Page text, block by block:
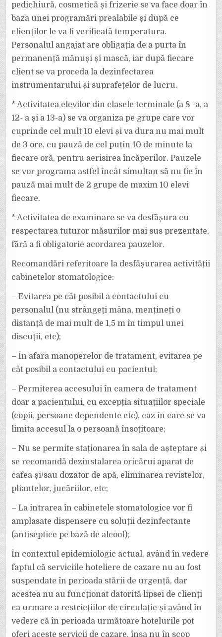
pedichiură, cosmetică și frizerie se va face doar în
baza unei programări prealabile și după ce
clienților le va fi verificată temperatura.
Personalul angajat are obligația de a purta în
permanență mănuși și mască, iar după fiecare
client se va proceda la dezinfectarea
instrumentarului și suprafețelor de lucru.
* Activitatea elevilor din clasele terminale (a 8 -a, a
12- a și a 13-a) se va organiza pe grupe care vor
cuprinde cel mult 10 elevi și va dura nu mai mult
de 3 ore, cu pauză de cel puțin 10 de minute la
fiecare oră, pentru aerisirea încăperilor. Pauzele
se vor programa astfel încât simultan să nu fie în
pauză mai mult de 2 grupe de maxim 10 elevi
fiecare.
* Activitatea de examinare se va desfășura cu
respectarea tuturor măsurilor mai sus prezentate,
fără a fi obligatorie acordarea pauzelor.
Recomandări referitoare la desfășurarea activității
cabinetelor stomatologice:
– Evitarea pe cât posibil a contactului cu
personalul (nu strângeți mâna, mențineți o
distanță de mai mult de 1,5 m în timpul unei
discuții, etc);
– În afara manoperelor de tratament, evitarea pe
cât posibil a contactului cu pacientul;
– Permiterea accesului în camera de tratament
doar a pacientului, cu excepția situațiilor speciale
(copii, persoane dependente etc), caz în care se va
limita accesul la o persoană însoțitoare;
– Nu se permite staționarea în sala de așteptare și
se recomandă dezinstalarea oricărui aparat de
cafea și/sau dozator de apă, eliminarea revistelor,
pliantelor, jucăriilor, etc;
– La intrarea în cabinetele stomatologice vor fi
amplasate dispensere cu soluții dezinfectante
(antiseptice pe bază de alcool);
În contextul epidemiologic actual, având în vedere
faptul că serviciile hoteliere de cazare nu au fost
suspendate în perioada stării de urgență, dar
acestea nu au funcționat datorită lipsei de clienți
ca urmare a restricțiilor de circulație și având în
vedere că în perioada următoare hotelurile pot
oferi aceste servicii de cazare, însa nu în scop